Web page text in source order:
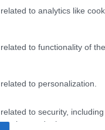
to analytics like
to functionality of
to personalization.
to security, including
and other user